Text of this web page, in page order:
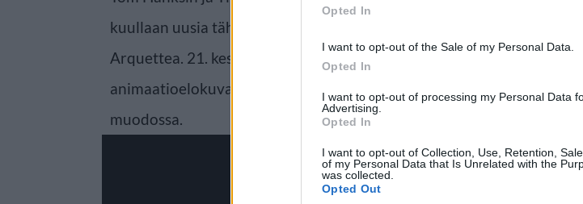
Opted In
I want to opt-out of the Sale of my Personal Data.
Opted In
I want to opt-out of processing my Personal Data
Advertising.
Opted In
I want to opt-out of Collection, Use, Retention,
of my Personal Data that Is Unrelated with the
was collected.
Opted Out
kuullaan uusia tähtiä, kuten Jordan Peeleä, Keanu Reevesiä ja Patricia
Arquettea. 21. kesäkuuta Yhdysvalloissa ensi-iltansa saavasta
animaatioelokuvasta tarjotaan nyt esimakua ensimmäisen trailerin
muodossa.